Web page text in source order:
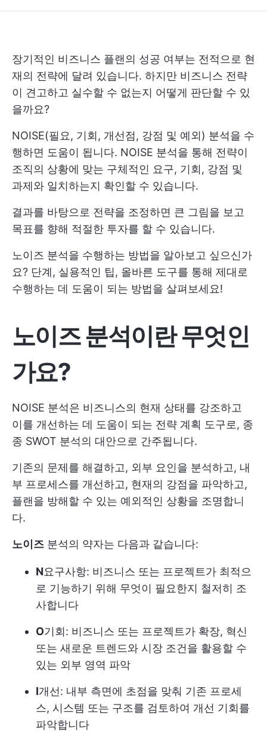
장기적인 비즈니스 플랜의 성공 여부는 전적으로 현
재의 전략에 달려 있습니다. 하지만 비즈니스 전략
이 견고하고 실수할 수 없는지 어떻게 판단할 수 있
을까요?
NOISE(필요, 기회, 개선점, 강점 및 예외) 분석을 수
행하면 도움이 됩니다. NOISE 분석을 통해 전략이
조직의 상황에 맞는 구체적인 요구, 기회, 강점 및
과제와 일치하는지 확인할 수 있습니다.
결과를 바탕으로 전략을 조정하면 큰 그림을 보고
목표를 향해 적절한 투자를 할 수 있습니다.
노이즈 분석을 수행하는 방법을 알아보고 싶으신가
요? 단계, 실용적인 팁, 올바른 도구를 통해 제대로
수행하는 데 도움이 되는 방법을 살펴보세요!
노이즈 분석이란 무엇인
가요?
NOISE 분석은 비즈니스의 현재 상태를 강조하고
이를 개선하는 데 도움이 되는 전략 계획 도구로, 종
종 SWOT 분석의 대안으로 간주됩니다.
기존의 문제를 해결하고, 외부 요인을 분석하고, 내
부 프로세스를 개선하고, 현재의 강점을 파악하고,
플랜을 방해할 수 있는 예외적인 상황을 조명합니
다.
노이즈 분석의 약자는 다음과 같습니다:
N요구사항: 비즈니스 또는 프로젝트가 최적으
로 기능하기 위해 무엇이 필요한지 철저히 조
사합니다
O기회: 비즈니스 또는 프로젝트가 확장, 혁신
또는 새로운 트렌드와 시장 조건을 활용할 수
있는 외부 영역 파악
I개선: 내부 측면에 초점을 맞춰 기존 프로세
스, 시스템 또는 구조를 검토하여 개선 기회를
파악합니다